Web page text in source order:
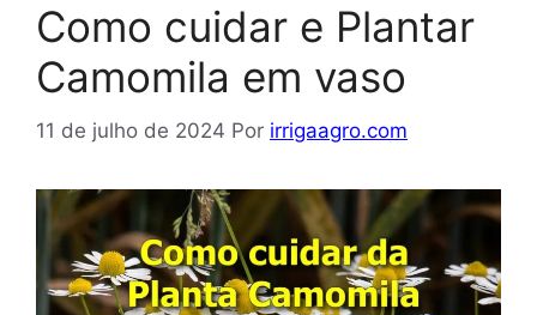
Como cuidar e Plantar
Camomila em vaso
11 de julho de 2024 Por irrigaagro.com